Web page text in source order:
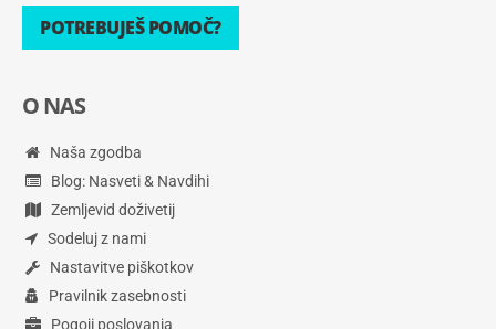
POTREBUJEŠ POMOČ?
O NAS
Naša zgodba
Blog: Nasveti & Navdihi
Zemljevid doživetij
Sodeluj z nami
Nastavitve piškotkov
Pravilnik zasebnosti
Pogoji poslovanja